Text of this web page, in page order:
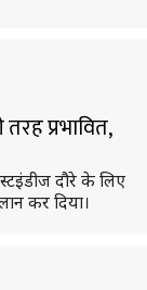
प्रभावित,
दौरे के लिए
कर दिया।